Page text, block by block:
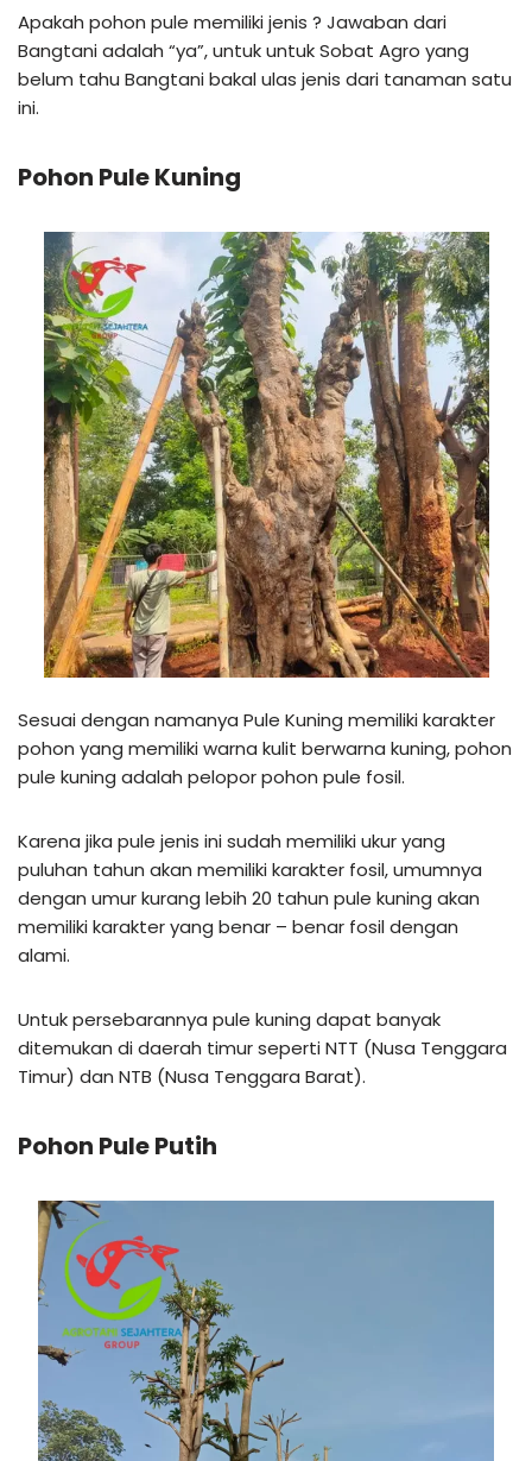
Apakah pohon pule memiliki jenis ? Jawaban dari
Bangtani adalah “ya”, untuk untuk Sobat Agro yang
belum tahu Bangtani bakal ulas jenis dari tanaman satu
ini.
Pohon Pule Kuning
Sesuai dengan namanya Pule Kuning memiliki karakter
pohon yang memiliki warna kulit berwarna kuning, pohon
pule kuning adalah pelopor pohon pule fosil.
Karena jika pule jenis ini sudah memiliki ukur yang
puluhan tahun akan memiliki karakter fosil, umumnya
dengan umur kurang lebih 20 tahun pule kuning akan
memiliki karakter yang benar – benar fosil dengan
alami.
Untuk persebarannya pule kuning dapat banyak
ditemukan di daerah timur seperti NTT (Nusa Tenggara
Timur) dan NTB (Nusa Tenggara Barat).
Pohon Pule Putih